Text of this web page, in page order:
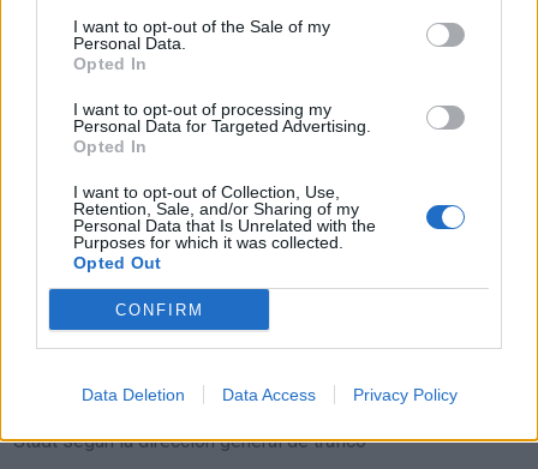
I want to opt-out of the Sale of my
Personal Data.
Opted In
I want to opt-out of processing my
Personal Data for Targeted Advertising.
Opted In
I want to opt-out of Collection, Use,
Retention, Sale, and/or Sharing of my
Personal Data that Is Unrelated with the
Purposes for which it was collected.
Opted Out
CONFIRM
Data Deletion Data Access Privacy Policy
Gasolina 98 0,00€
-
21l.- 0,00€
0,00€ 10l.-
0,00€
15
0,00€
21l.- 0,00€
0,00€
0,00€
Estado del tráfico e incidencias de la DGT en
Soest Municipality
Actualmente no hay incidencias de tráfico cerca deSoest
según la dirección general de tráfico
Köln, Stadt
Stadtsegún la dirección general de tráfico